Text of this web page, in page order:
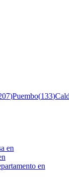
)Puembo(133)
en
en